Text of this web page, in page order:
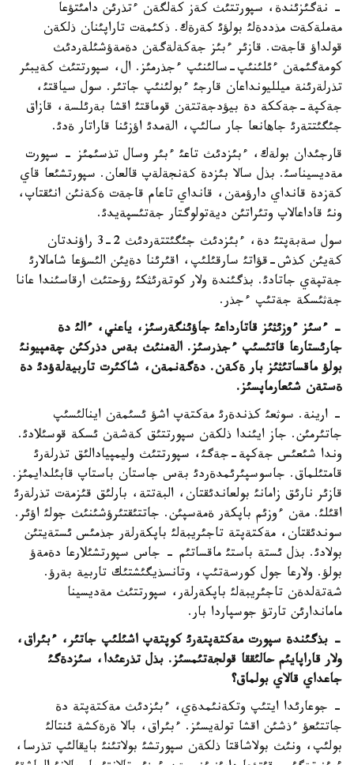
- نةگئزئندة، سپورتتئث كةز كةلگةن ءتذرئن دامئتؤعا
مةملةكةت مذددةلئ بولؤئ كةرةك. ذكئمةت تاراپئنان ذلكةن
قولداؤ قاجةت. قازئر ءبئز جةكةلةگةن دةمةؤشئلةردئث
كومةگئمةن ءئلئنئپ-سالئنئپ ءجذرمئز. ال، سپورتتئث كةيبئر
تذرلةرئنة ميلليونداعان قارجئ ءبولئنئپ جاتئر. سول سياقتئ،
جةكپة-جةككة دة بيؤدجةتتةن قوماقتئ اقشا بةرئلسة، قازاق
جئگئتتةرئ جاهانعا جار سالئپ، الةمدئ اؤزئنا قاراتار ةدئ.
قارجئدان بولةك، ءبئزدئث تاعئ ءبئر وسال تذسئمئز - سپورت
مةديسيناسئ. بذل سالا بئزدة كةنجةلةپ قالعان. سپورتشئعا قاي
كةزدة قانداي دارؤمةن، قانداي تاعام قاجةت ةكةنئن انئقتاپ،
ونئ قاداعالاپ وتئراتئن ديةتولوگتار جةتئسپةيدئ.
سول سةبةپتئ دة، ءبئزدئث جئگئتتةردئث 2-3 راؤندتان
كةيئن كذش-قؤاتئ سارقئلئپ، اقئرئنا دةيئن الئسؤعا شامالارئ
جةتپةي جاتادئ. بذگئندة ولار كوتةرئثكئ رؤحتئث ارقاسئندا عانا
جةثئسكة جةتئپ ءجذر.
- ءسئز ءوزئثئز قاتارداعئ جاؤئنگةرسئز، ياعني، ءالئ دة
جارئستارعا قاتئسئپ ءجذرسئز. الةمنئث بةس دذركئن چةمپيونئ
بولؤ ماقساتئثئز بار ةكةن. دةگةنمةن، شاكئرت تاربيةلةؤدئ دة
ةستةن شئعارماپسئز.
- ارينة. سوثعئ كذندةرئ مةكتةپ اشؤ ئسئمةن اينالئسئپ
جاتئرمئن. جاز ايئندا ذلكةن سپورتتئق كةشةن ئسكة قوسئلادئ.
وندا شئعئس جةكپة-جةگئ، سپورتتئث وليمپيادالئق تذرلةرئ
قامتئلماق. جاسوسپئرئمدةردئ بةس جاستان باستاپ قابئلدايمئز.
قازئر نارئق زامانئ بولعاندئقتان، البةتتة، بارلئق قئزمةت تذرلةرئ
اقئلئ. مةن ءوزئم باپكةر ةمةسپئن. جاتتئقتئرؤشئنئث جولئ اؤئر.
سوندئقتان، مةكتةپتة تاجئريبةلئ باپكةرلةر جذمئس ئستةيتئن
بولادئ. بذل ئستة باستئ ماقساتئم - جاس سپورتشئلارعا دةمةؤ
بولؤ. ولارعا جول كورسةتئپ، وتانسذيگئشتئك تاربية بةرؤ.
شةتةلدةن تاجئريبةلئ باپكةرلةر، سپورتتئث مةديسينا
ماماندارئن تارتؤ جوسپاردا بار.
- بذگئندة سپورت مةكتةپتةرئ كوپتةپ اشئلئپ جاتئر، ءبئراق،
ولار قاراپايئم حالئققا قولجةتئمسئز. بذل تذرعئدا، سئزدةگئ
جاعداي قالاي بولماق؟
- جوعارئدا ايتئپ وتكةنئمدةي، ءبئزدئث مةكتةپتة دة
جاتتئعؤ ءذشئن اقشا تولةيسئز. ءبئراق، بالا ةرةكشة ئنتالئ
بولئپ، ونئث بولاشاقتا ذلكةن سپورتشئ بولاتئنئ بايقالئپ تذرسا،